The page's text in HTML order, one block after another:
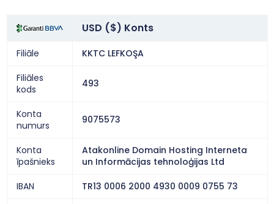
USD ($) Konts
Filiāle
KKTC LEFKOŞA
Filiāles
kods
493
Konta
numurs
9075573
Konta
īpašnieks
Atakonline Domain Hosting Interneta
un Informācijas tehnoloģijas Ltd
IBAN
TR13 0006 2000 4930 0009 0755 73